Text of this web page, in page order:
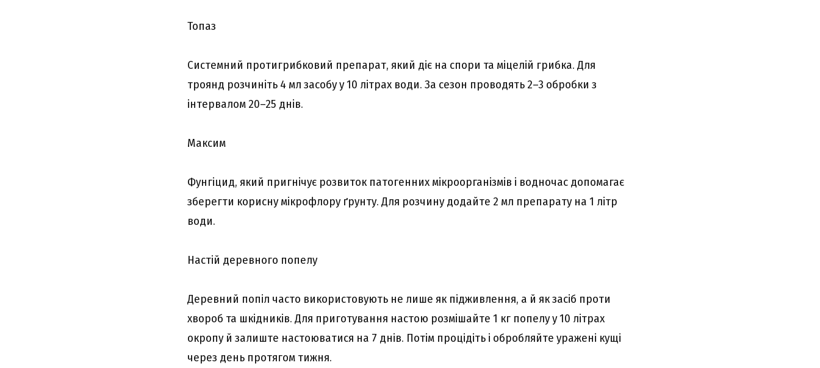
Топаз
Системний протигрибковий препарат, який діє на спори та міцелій грибка. Для
троянд розчиніть 4 мл засобу у 10 літрах води. За сезон проводять 2–3 обробки з
інтервалом 20–25 днів.
Максим
Фунгіцид, який пригнічує розвиток патогенних мікроорганізмів і водночас допомагає
зберегти корисну мікрофлору ґрунту. Для розчину додайте 2 мл препарату на 1 літр
води.
Настій деревного попелу
Деревний попіл часто використовують не лише як підживлення, а й як засіб проти
хвороб та шкідників. Для приготування настою розмішайте 1 кг попелу у 10 літрах
окропу й залиште настоюватися на 7 днів. Потім процідіть і обробляйте уражені кущі
через день протягом тижня.